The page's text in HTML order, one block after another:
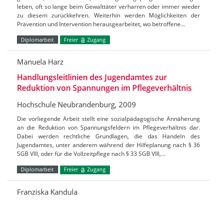
leben, oft so lange beim Gewalttäter verharren oder immer wieder
zu diesem zurückkehren. Weiterhin werden Möglichkeiten der
Prävention und Intervention herausgearbeitet, wo betroffene…
Diplomarbeit Freier Zugang
Manuela Harz
Handlungsleitlinien des Jugendamtes zur
Reduktion von Spannungen im Pflegeverhältnis
Hochschule Neubrandenburg, 2009
Die vorliegende Arbeit stellt eine sozialpädagogische Annäherung
an die Reduktion von Spannungsfeldern im Pflegeverhältnis dar.
Dabei werden rechtliche Grundlagen, die das Handeln des
Jugendamtes, unter anderem während der Hilfeplanung nach § 36
SGB VIII, oder für die Vollzeitpflege nach § 33 SGB VIII,…
Diplomarbeit Freier Zugang
Franziska Kandula